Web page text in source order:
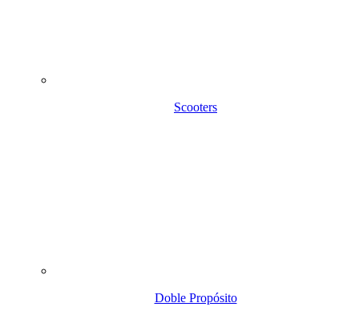
Scooters
Doble Propósito